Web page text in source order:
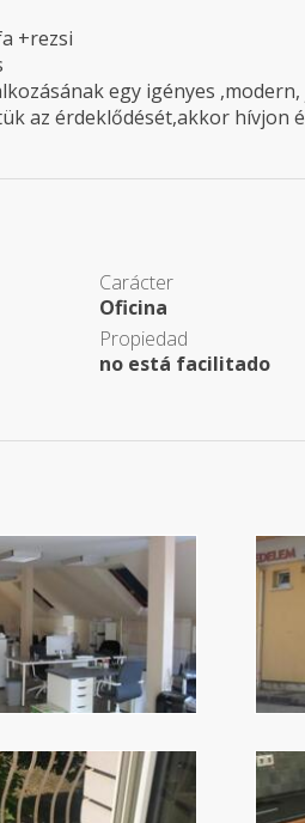
+rezsi
egy igényes
az érdeklődését,akkor hívjon
Carácter
Oficina
Propiedad
no está facilitado